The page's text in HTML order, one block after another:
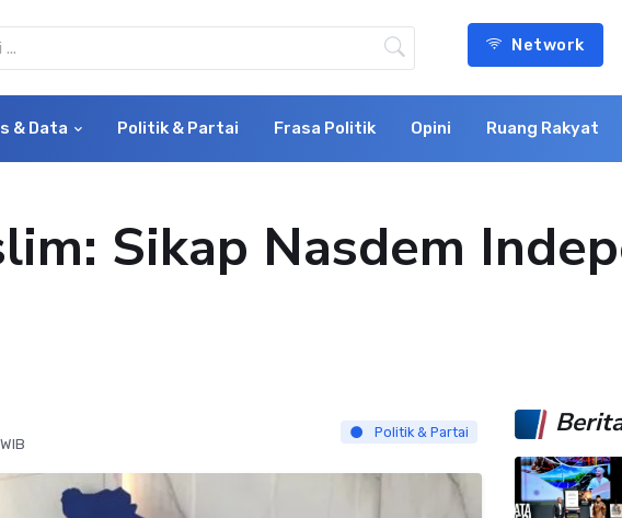
Network
& Data Politik & Partai Frasa Politik Opini Ruang Rakyat
Sikap Nasdem
Politik & Partai